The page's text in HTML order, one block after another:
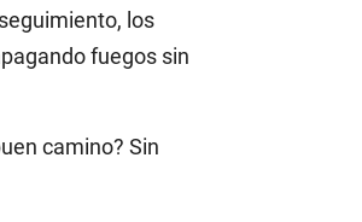
los
fuegos sin
camino? Sin